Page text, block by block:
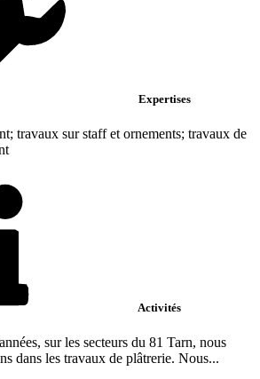
Expertises
travaux sur staff et ornements; travaux de
Activités
sur les secteurs du 81 Tarn, nous
dans les travaux de plâtrerie. Nous...